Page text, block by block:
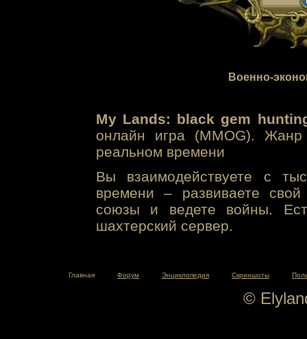
Военно-
My Lands: black gem
онлайн игра (MMOG). Жанр
реальном времени
Вы взаимодействуете с
времени – развиваете свой
союзы и ведете войны.
шахтерский сервер.
Главная Форум Энциклопедия Скриншоты
©